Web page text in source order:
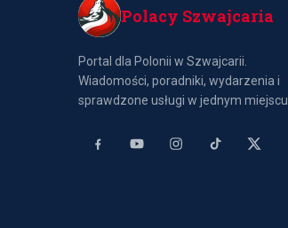
Polacy Szwajcaria
Portal dla Polonii w Szwajcarii.
Wiadomości, poradniki, wydarzenia i
sprawdzone usługi w jednym miejscu.